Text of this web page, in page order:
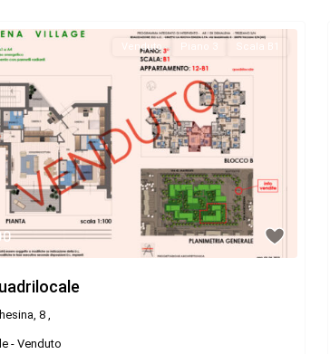
Venduto Piano 3 Scala B1
8 ,
- Venduto